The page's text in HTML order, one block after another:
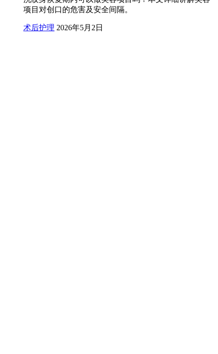
项目对创口的危害及安全间隔。
术后护理 2026年5月2日